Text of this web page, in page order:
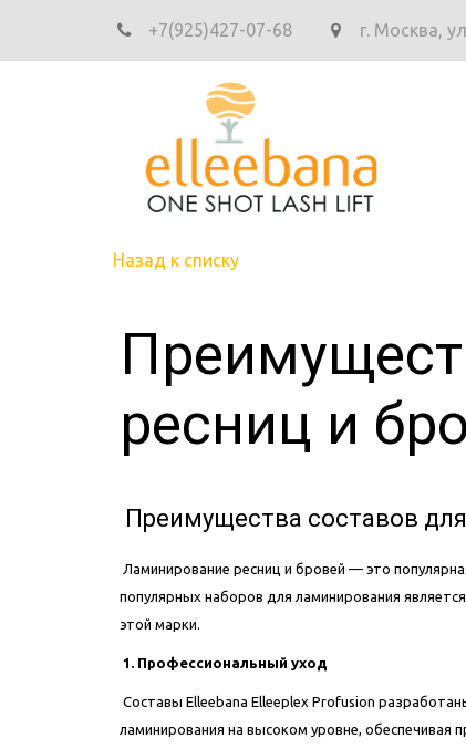
+7(925)427-07-68 г. Москва,
Назад к списку
ресниц и
Преимущества составов
Ламинирование ресниц и бровей — это
популярных наборов для ламинирования
этой марки.
1. Профессиональный уход
Составы Elleebana Elleeplex Profusion
ламинирования на высоком уровне, обеспечивая